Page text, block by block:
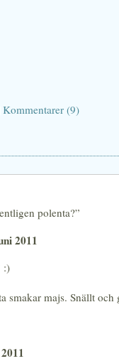
Kommentarer (9)
polenta?”
2011
:)
smakar majs. Snällt och